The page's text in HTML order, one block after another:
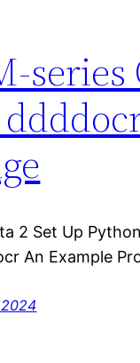
series
2 Set Up
An Example
2024